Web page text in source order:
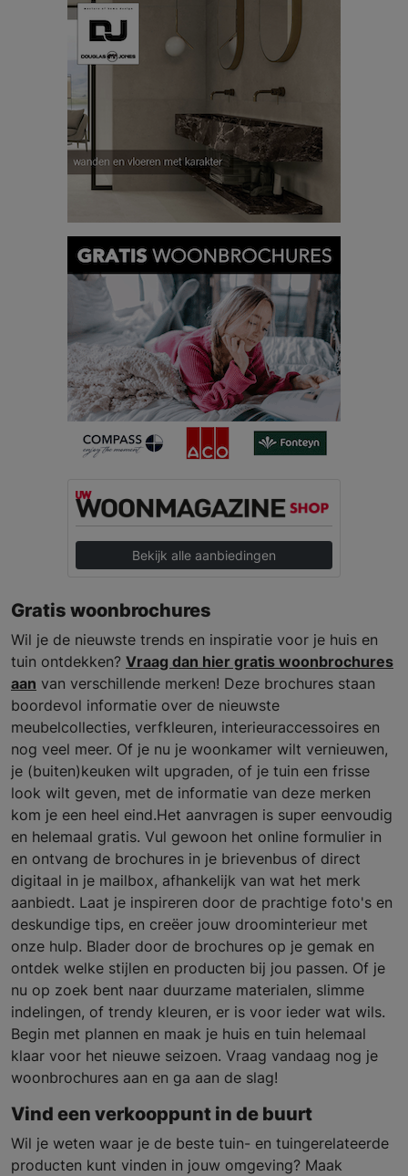
Bekijk alle aanbiedingen
Gratis woonbrochures
Wil je de nieuwste trends en inspiratie voor je huis en
tuin ontdekken? Vraag dan hier gratis woonbrochures
aan van verschillende merken! Deze brochures staan
boordevol informatie over de nieuwste
meubelcollecties, verfkleuren, interieuraccessoires en
nog veel meer. Of je nu je woonkamer wilt vernieuwen,
je (buiten)keuken wilt upgraden, of je tuin een frisse
look wilt geven, met de informatie van deze merken
kom je een heel eind.Het aanvragen is super eenvoudig
en helemaal gratis. Vul gewoon het online formulier in
en ontvang de brochures in je brievenbus of direct
digitaal in je mailbox, afhankelijk van wat het merk
aanbiedt. Laat je inspireren door de prachtige foto's en
deskundige tips, en creëer jouw droominterieur met
onze hulp. Blader door de brochures op je gemak en
ontdek welke stijlen en producten bij jou passen. Of je
nu op zoek bent naar duurzame materialen, slimme
indelingen, of trendy kleuren, er is voor ieder wat wils.
Begin met plannen en maak je huis en tuin helemaal
klaar voor het nieuwe seizoen. Vraag vandaag nog je
woonbrochures aan en ga aan de slag!
Vind een verkooppunt in de buurt
Wil je weten waar je de beste tuin- en tuingerelateerde
producten kunt vinden in jouw omgeving? Maak